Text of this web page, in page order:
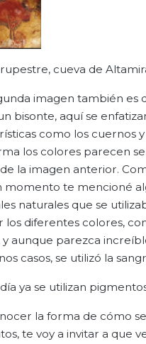
cueva de
imagen también es
bisonte, aquí se
como los cuernos
los colores parecen
la imagen anterior.
momento te mencioné
naturales que se
los diferentes colores,
y aunque parezca
casos, se utilizó la
ya se utilizan
la forma de cómo
te voy a invitar a que